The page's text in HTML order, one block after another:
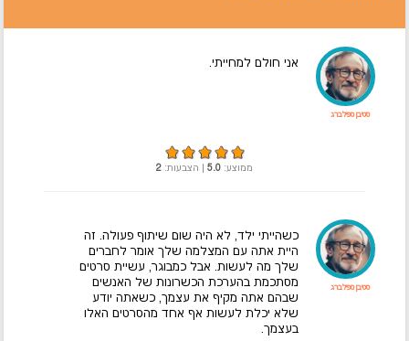
סטיבן ספילברג
אני חולם למחייתי.
ממוצע: 5.0 | הצבעות: 2
סטיבן ספילברג
כשהייתי ילד, לא היה שום שיתוף פעולה. זה
היית אתה עם המצלמה שלך אומר לחברים
שלך מה לעשות. אבל כמבוגר, עשיית סרטים
מסתכמת בהערכת הכשרונות של האנשים
שבהם אתה מקיף את עצמך, כשאתה יודע
שלא יכלת לעשות אף אחד מהסרטים האלו
בעצמך.